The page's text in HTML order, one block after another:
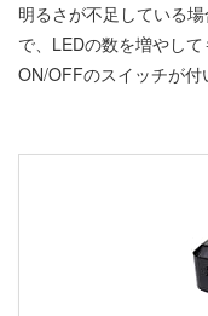
明るさが不足している
で、LEDの数を増やし
ON/OFFのスイッチが付